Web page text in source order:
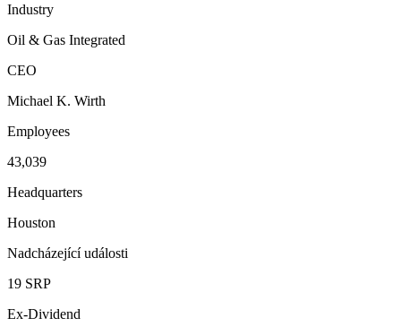
Industry
Oil & Gas Integrated
CEO
Michael K. Wirth
Employees
43,039
Headquarters
Houston
Nadcházející události
19 SRP
Ex-Dividend